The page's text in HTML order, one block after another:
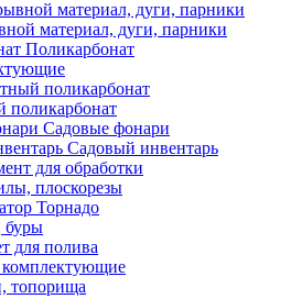
материал, дуги, парники
Поликарбонат
поликарбонат
поликарбонат
Садовые фонари
Садовый инвентарь
для обработки
плоскорезы
Торнадо
буры
для полива
топорища